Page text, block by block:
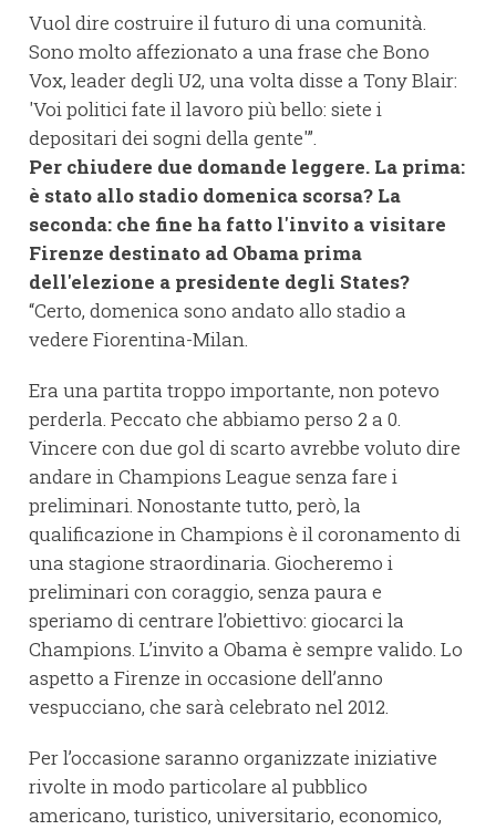
Vuol dire costruire il futuro di una comunità.
Sono molto affezionato a una frase che Bono
Vox, leader degli U2, una volta disse a Tony Blair:
'Voi politici fate il lavoro più bello: siete i
depositari dei sogni della gente'”.
Per chiudere due domande leggere. La prima:
è stato allo stadio domenica scorsa? La
seconda: che fine ha fatto l'invito a visitare
Firenze destinato ad Obama prima
dell'elezione a presidente degli States?
“Certo, domenica sono andato allo stadio a
vedere Fiorentina-Milan.
Era una partita troppo importante, non potevo
perderla. Peccato che abbiamo perso 2 a 0.
Vincere con due gol di scarto avrebbe voluto dire
andare in Champions League senza fare i
preliminari. Nonostante tutto, però, la
qualificazione in Champions è il coronamento di
una stagione straordinaria. Giocheremo i
preliminari con coraggio, senza paura e
speriamo di centrare l’obiettivo: giocarci la
Champions. L’invito a Obama è sempre valido. Lo
aspetto a Firenze in occasione dell’anno
vespucciano, che sarà celebrato nel 2012.
Per l’occasione saranno organizzate iniziative
rivolte in modo particolare al pubblico
americano, turistico, universitario, economico,